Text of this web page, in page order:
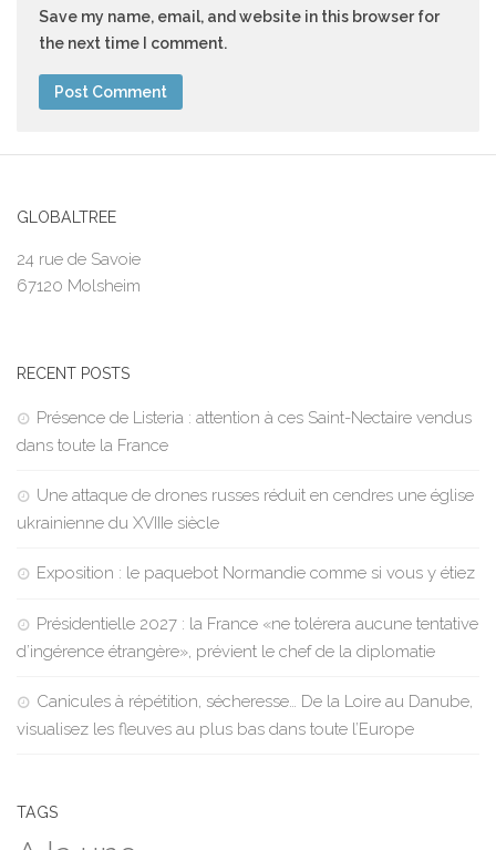
Save my name, email, and website in this browser for
the next time I comment.
GLOBALTREE
24 rue de Savoie
67120 Molsheim
RECENT POSTS
Présence de Listeria : attention à ces Saint-Nectaire vendus
dans toute la France
Une attaque de drones russes réduit en cendres une église
ukrainienne du XVIIIe siècle
Exposition : le paquebot Normandie comme si vous y étiez
Présidentielle 2027 : la France «ne tolérera aucune tentative
d’ingérence étrangère», prévient le chef de la diplomatie
Canicules à répétition, sécheresse… De la Loire au Danube,
visualisez les fleuves au plus bas dans toute l’Europe
TAGS